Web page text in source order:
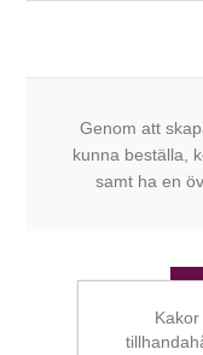
Genom att
kunna beställa,
samt ha en